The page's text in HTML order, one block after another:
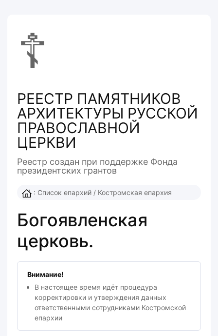
☦
РЕЕСТР ПАМЯТНИКОВ
АРХИТЕКТУРЫ РУССКОЙ
ПРАВОСЛАВНОЙ
ЦЕРКВИ
Реестр создан при поддержке Фонда
президентcких грантов
: Список епархий / Костромская епархия
Богоявленская
церковь.
Внимание!
В настоящее время идёт процедура
корректировки и утверждения данных
ответственными сотрудниками Костромской
епархии